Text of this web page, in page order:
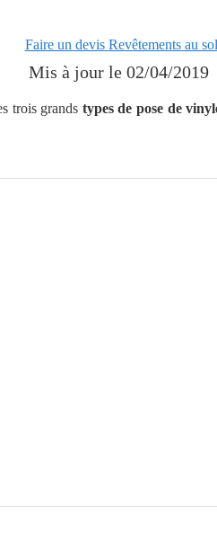
Faire un devis Revêtements au sol
Mis à jour le 02/04/2019
trois grands types de pose de